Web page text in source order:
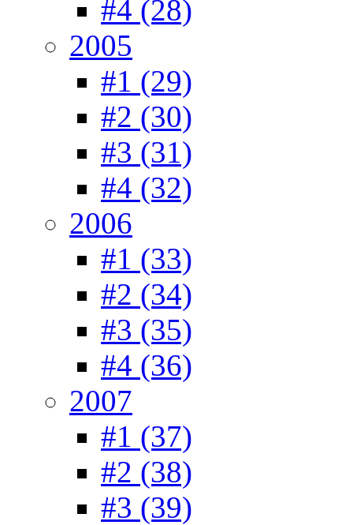
#4 (28)
2005
#1 (29)
#2 (30)
#3 (31)
#4 (32)
2006
#1 (33)
#2 (34)
#3 (35)
#4 (36)
2007
#1 (37)
#2 (38)
#3 (39)